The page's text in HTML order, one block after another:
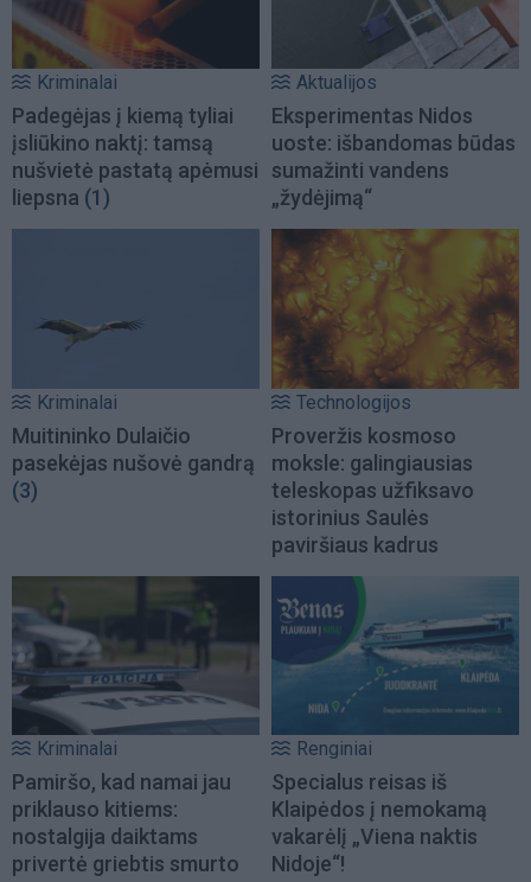
Kriminalai
Padegėjas į kiemą tyliai
įsliūkino naktį: tamsą
nušvietė pastatą apėmusi
liepsna (1)
Aktualijos
Eksperimentas Nidos
uoste: išbandomas būdas
sumažinti vandens
„žydėjimą“
Kriminalai
Muitininko Dulaičio
pasekėjas nušovė gandrą
(3)
Technologijos
Proveržis kosmoso
moksle: galingiausias
teleskopas užfiksavo
istorinius Saulės
paviršiaus kadrus
Kriminalai
Pamiršo, kad namai jau
priklauso kitiems:
nostalgija daiktams
privertė griebtis smurto
Renginiai
Specialus reisas iš
Klaipėdos į nemokamą
vakarėlį „Viena naktis
Nidoje“!